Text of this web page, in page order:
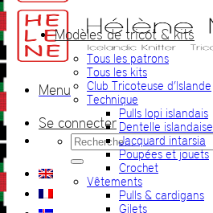
Menu
Se connecter
Recherche
pour :
Modèles de tricot & kits
Tous les patrons
Tous les kits
Club Tricoteuse d’Islande
Technique
Pulls lopi islandais
Dentelle islandaise
Jacquard intarsia
Poupées et jouets
Crochet
Vêtements
Pulls & cardigans
Gilets